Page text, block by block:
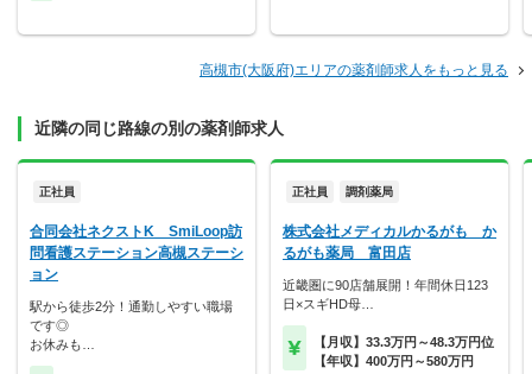
高槻市(大阪府)エリアの薬剤師求人をもっと見る
近隣の同じ路線の別の薬剤師求人
正社員
合同会社ネクストK SmiLoop訪
問看護ステーション高槻ステーシ
ョン
駅から徒歩2分！通勤しやすい職場
です◎
お休みも…
正社員 調剤薬局
株式会社メディカルかるがも か
るがも薬局 富田店
近畿圏に90店舗展開！年間休日123
日×スギHD母…
【月収】33.3万円～48.3万円位
【年収】400万円～580万円